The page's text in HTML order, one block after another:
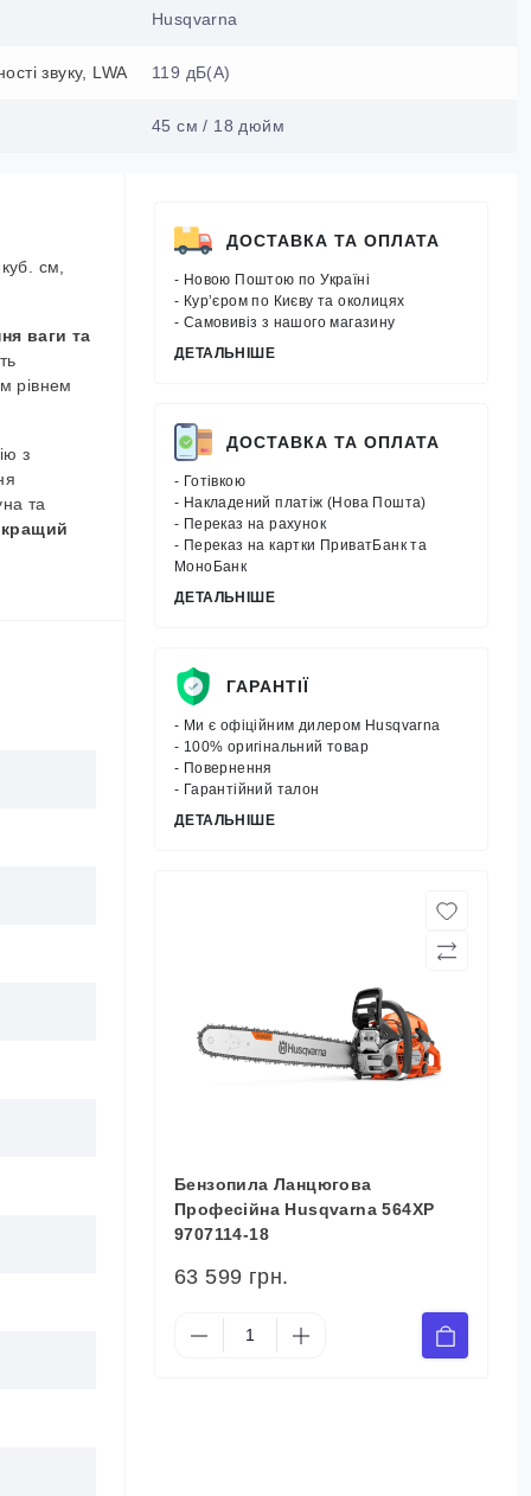
Husqvarna
звуку, LWA 119 дБ(А)
45 см / 18 дюйм
см,
ваги та
рівнем
з
та
кращий
ДОСТАВКА ТА ОПЛАТА
- Новою Поштою по Україні
- Кур’єром по Києву та околицях
- Самовивіз з нашого магазину
ДЕТАЛЬНІШЕ
ДОСТАВКА ТА ОПЛАТА
- Готівкою
- Накладений платіж (Нова Пошта)
- Переказ на рахунок
- Переказ на картки ПриватБанк та
МоноБанк
ДЕТАЛЬНІШЕ
ГАРАНТІЇ
- Ми є офіційним дилером Husqvarna
- 100% оригінальний товар
- Повернення
- Гарантійний талон
ДЕТАЛЬНІШЕ
Бензопила Ланцюгова
Професійна Husqvarna 564XP
9707114-18
63 599 грн.